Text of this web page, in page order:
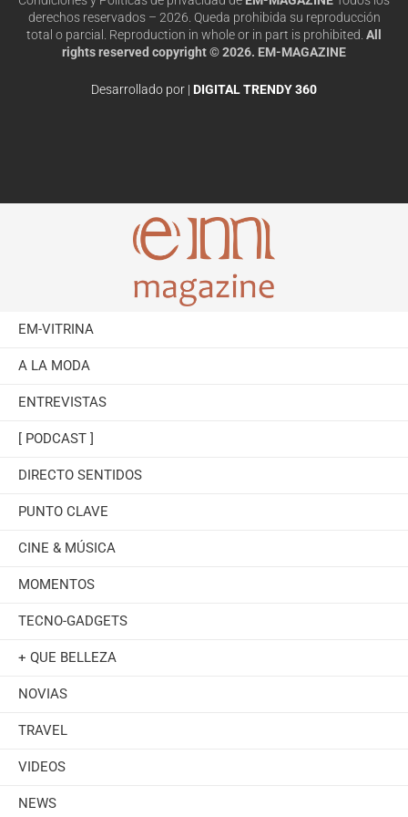
derechos reservados – 2026. Queda prohibida su reproducción
total o parcial. Reproduction in whole or in part is prohibited. All
rights reserved copyright © 2026. EM-MAGAZINE
Desarrollado por | DIGITAL TRENDY 360
EM-VITRINA
A LA MODA
ENTREVISTAS
[ PODCAST ]
DIRECTO SENTIDOS
PUNTO CLAVE
CINE & MÚSICA
MOMENTOS
TECNO-GADGETS
+ QUE BELLEZA
NOVIAS
TRAVEL
VIDEOS
NEWS